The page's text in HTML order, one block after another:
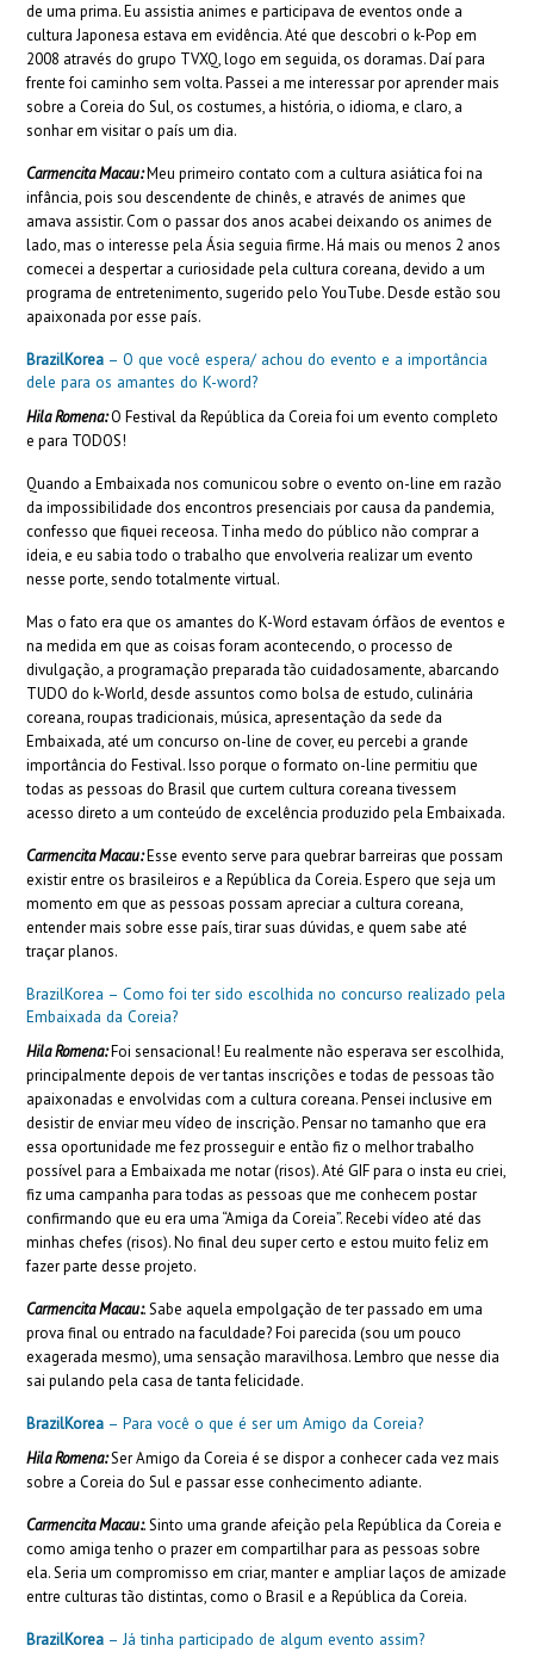
de uma prima. Eu assistia animes e participava de eventos onde a
cultura Japonesa estava em evidência. Até que descobri o k-Pop em
2008 através do grupo TVXQ, logo em seguida, os doramas. Daí para
frente foi caminho sem volta. Passei a me interessar por aprender mais
sobre a Coreia do Sul, os costumes, a história, o idioma, e claro, a
sonhar em visitar o país um dia.
Carmencita Macau:Meu primeiro contato com a cultura asiática foi na
infância, pois sou descendente de chinês, e através de animes que
amava assistir. Com o passar dos anos acabei deixando os animes de
lado, mas o interesse pela Ásia seguia firme. Há mais ou menos 2 anos
comecei a despertar a curiosidade pela cultura coreana, devido a um
programa de entretenimento, sugerido pelo YouTube. Desde estão sou
apaixonada por esse país.
BrazilKorea – O que você espera/ achou do evento e a importância
dele para os amantes do K-word?
Hila Romena:O Festival da República da Coreia foi um evento completo
e para TODOS!
Quando a Embaixada nos comunicou sobre o evento on-line em razão
da impossibilidade dos encontros presenciais por causa da pandemia,
confesso que fiquei receosa. Tinha medo do público não comprar a
ideia, e eu sabia todo o trabalho que envolveria realizar um evento
nesse porte, sendo totalmente virtual.
Mas o fato era que os amantes do K-Word estavam órfãos de eventos e
na medida em que as coisas foram acontecendo, o processo de
divulgação, a programação preparada tão cuidadosamente, abarcando
TUDO do k-World, desde assuntos como bolsa de estudo, culinária
coreana, roupas tradicionais, música, apresentação da sede da
Embaixada, até um concurso on-line de cover, eu percebi a grande
importância do Festival. Isso porque o formato on-line permitiu que
todas as pessoas do Brasil que curtem cultura coreana tivessem
acesso direto a um conteúdo de excelência produzido pela Embaixada.
Carmencita Macau:Esse evento serve para quebrar barreiras que possam
existir entre os brasileiros e a República da Coreia. Espero que seja um
momento em que as pessoas possam apreciar a cultura coreana,
entender mais sobre esse país, tirar suas dúvidas, e quem sabe até
traçar planos.
BrazilKorea – Como foi ter sido escolhida no concurso realizado pela
Embaixada da Coreia?
Hila Romena:Foi sensacional! Eu realmente não esperava ser escolhida,
principalmente depois de ver tantas inscrições e todas de pessoas tão
apaixonadas e envolvidas com a cultura coreana. Pensei inclusive em
desistir de enviar meu vídeo de inscrição. Pensar no tamanho que era
essa oportunidade me fez prosseguir e então fiz o melhor trabalho
possível para a Embaixada me notar (risos). Até GIF para o insta eu criei,
fiz uma campanha para todas as pessoas que me conhecem postar
confirmando que eu era uma “Amiga da Coreia”. Recebi vídeo até das
minhas chefes (risos). No final deu super certo e estou muito feliz em
fazer parte desse projeto.
Carmencita Macau:.Sabe aquela empolgação de ter passado em uma
prova final ou entrado na faculdade? Foi parecida (sou um pouco
exagerada mesmo), uma sensação maravilhosa. Lembro que nesse dia
sai pulando pela casa de tanta felicidade.
BrazilKorea – Para você o que é ser um Amigo da Coreia?
Hila Romena:Ser Amigo da Coreia é se dispor a conhecer cada vez mais
sobre a Coreia do Sul e passar esse conhecimento adiante.
Carmencita Macau:.Sinto uma grande afeição pela República da Coreia e
como amiga tenho o prazer em compartilhar para as pessoas sobre
ela. Seria um compromisso em criar, manter e ampliar laços de amizade
entre culturas tão distintas, como o Brasil e a República da Coreia.
BrazilKorea – Já tinha participado de algum evento assim?